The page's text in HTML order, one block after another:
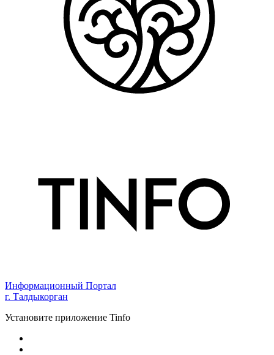
Информационный Портал
г. Талдыкорган
Установите приложение Tinfo